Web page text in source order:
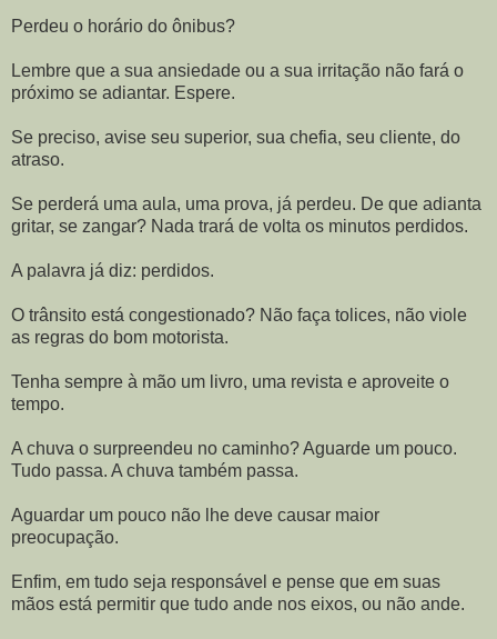
Perdeu o horário do ônibus?
Lembre que a sua ansiedade ou a sua irritação não fará o
próximo se adiantar. Espere.
Se preciso, avise seu superior, sua chefia, seu cliente, do
atraso.
Se perderá uma aula, uma prova, já perdeu. De que adianta
gritar, se zangar? Nada trará de volta os minutos perdidos.
A palavra já diz: perdidos.
O trânsito está congestionado? Não faça tolices, não viole
as regras do bom motorista.
Tenha sempre à mão um livro, uma revista e aproveite o
tempo.
A chuva o surpreendeu no caminho? Aguarde um pouco.
Tudo passa. A chuva também passa.
Aguardar um pouco não lhe deve causar maior
preocupação.
Enfim, em tudo seja responsável e pense que em suas
mãos está permitir que tudo ande nos eixos, ou não ande.